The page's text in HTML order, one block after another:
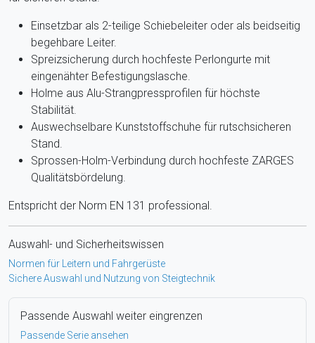
Einsetzbar als 2-teilige Schiebeleiter oder als beidseitig
begehbare Leiter.
Spreizsicherung durch hochfeste Perlongurte mit
eingenähter Befestigungslasche.
Holme aus Alu-Strangpressprofilen für höchste
Stabilität.
Auswechselbare Kunststoffschuhe für rutschsicheren
Stand.
Sprossen-Holm-Verbindung durch hochfeste ZARGES
Qualitätsbördelung.
Entspricht der Norm EN 131 professional.
Auswahl- und Sicherheitswissen
Normen für Leitern und Fahrgerüste
Sichere Auswahl und Nutzung von Steigtechnik
Passende Auswahl weiter eingrenzen
Passende Serie ansehen